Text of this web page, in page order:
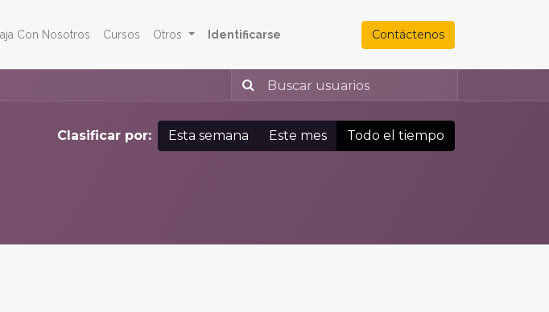
Con Nosotros Cursos Otros Identificarse Contáctenos
Clasificar por: Esta semana Este mes Todo el tiempo